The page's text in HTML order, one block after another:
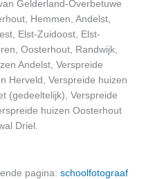
Gelderland-Overbetuwe
Hemmen, Andelst,
Elst-Zuidoost, Elst-
Oosterhout, Randwijk,
Andelst, Verspreide
Herveld, Verspreide huizen
(gedeeltelijk), Verspreide
huizen Oosterhout
Driel.
pagina: schoolfotograaf